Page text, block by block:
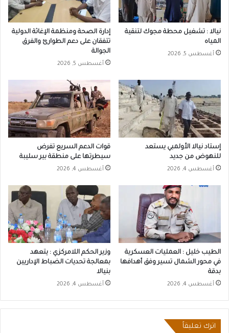
نيالا : تشغيل محطة مجوك لتنقية
المياه
أغسطس 5, 2026
إدارة الصحة ومنظمة الإغاثة الدولية
تتفقان على دعم الطوارئ والفرق
الجوالة
أغسطس 5, 2026
إستاد نيالا الأولمبي يستعد
للنهوض من جديد
أغسطس 4, 2026
قوات الدعم السريع تفرض
سيطرتها على منطقة بير سليبة
أغسطس 4, 2026
الطيب خليل : العمليات العسكرية
في محور الشمال تسير وفق أهدافها
بدقة
أغسطس 4, 2026
وزير الحكم اللامركزي : يتعهد
بمعالجة تحديات الضباط الإداريين
بنيالا
أغسطس 4, 2026
اترك تعليقاً